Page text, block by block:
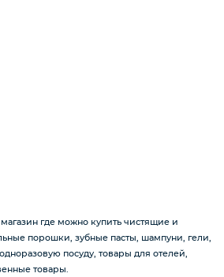
где можно купить чистящие и
порошки, зубные пасты, шампуни, гели,
посуду, товары для отелей,
товары.